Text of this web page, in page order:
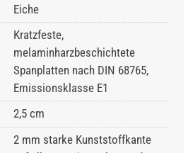
Eiche
Kratzfeste,
melaminharzbeschichtete
Spanplatten nach DIN 68765,
Emissionsklasse E1
2,5 cm
2 mm starke Kunststoffkante